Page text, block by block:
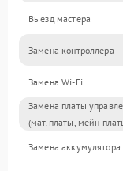
Выезд мастера
Замена контроллера
Замена Wi-Fi
Замена платы
(мат.платы, мейн
Замена аккумулятора